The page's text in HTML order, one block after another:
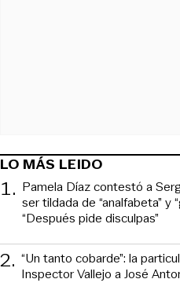
LO MÁS LEIDO
1. Pamela Díaz contestó a
ser tildada de “analfabeta” y
“Después pide disculpas”
2. “Un tanto cobarde”: la
Inspector Vallejo a José